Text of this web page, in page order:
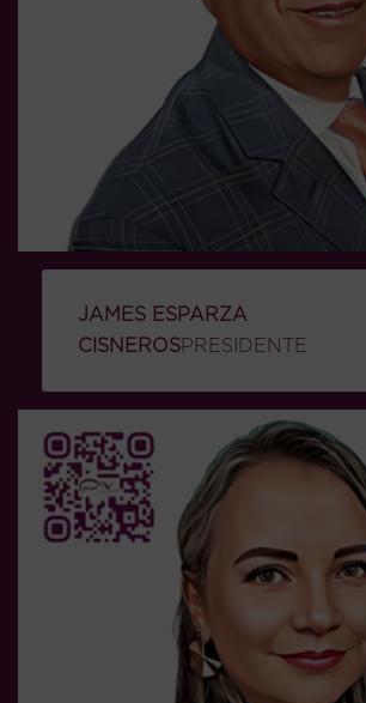
JAMES ESPARZA
CISNEROSPRESIDENTE